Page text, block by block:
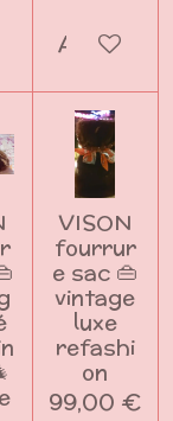
au panier
Ajouter
VISON
fourrur
e sac 👜
vintage
luxe
refashi
on
99,00 €